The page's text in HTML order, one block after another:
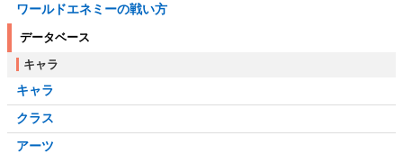
ワールドエネミーの戦い方
データベース
キャラ
キャラ
クラス
アーツ